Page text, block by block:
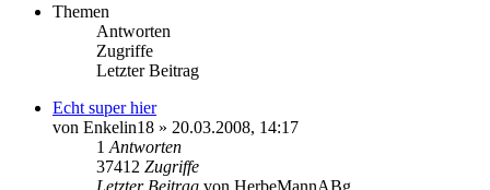
Themen
Antworten
Zugriffe
Letzter Beitrag
Echt super hier
von Enkelin18 » 20.03.2008, 14:17
1 Antworten
37412 Zugriffe
Letzter Beitrag von HerbeMannABg